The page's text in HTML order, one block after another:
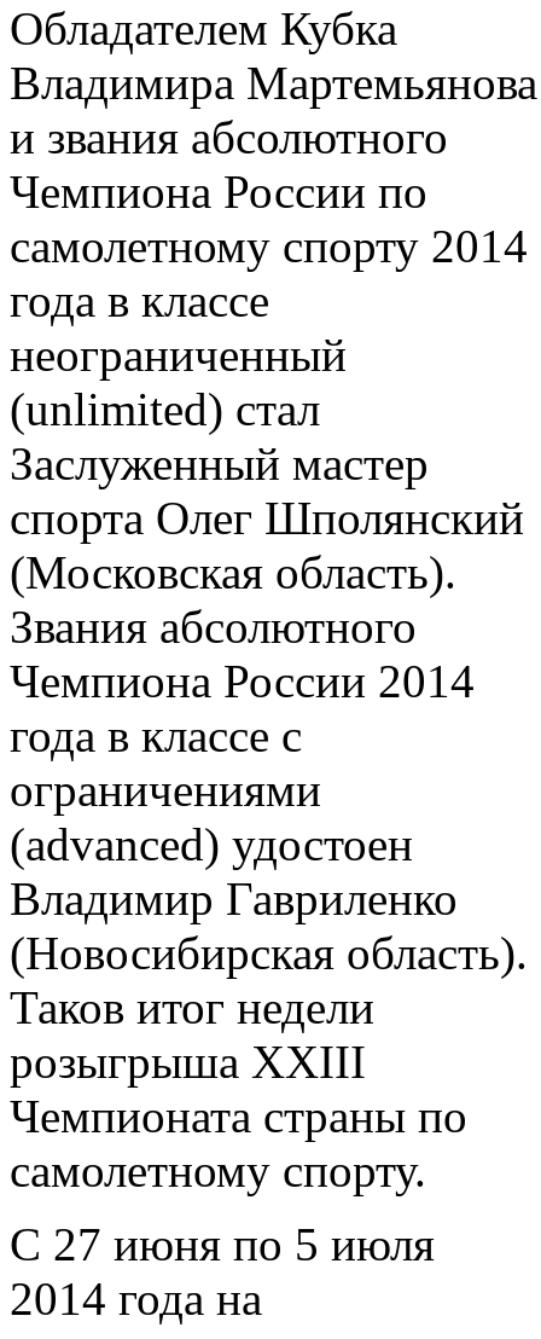
Обладателем Кубка
Владимира Мартемьянова
и звания абсолютного
Чемпиона России по
самолетному спорту 2014
года в классе
неограниченный
(unlimited) стал
Заслуженный мастер
спорта Олег Шполянский
(Московская область).
Звания абсолютного
Чемпиона России 2014
года в классе с
ограничениями
(advanced) удостоен
Владимир Гавриленко
(Новосибирская область).
Таков итог недели
розыгрыша XXIII
Чемпионата страны по
самолетному спорту.
С 27 июня по 5 июля
2014 года на